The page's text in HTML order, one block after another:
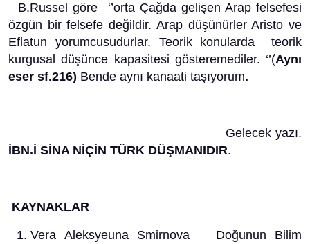
B.Russel göre ‘’orta Çağda gelişen Arap felsefesi
özgün bir felsefe değildir. Arap düşünürler Aristo ve
Eflatun yorumcusudurlar. Teorik konularda teorik
kurgusal düşünce kapasitesi gösteremediler. ‘’(Aynı
eser sf.216) Bende aynı kanaati taşıyorum.
Gelecek yazı.
İBN.İ SİNA NİÇİN TÜRK DÜŞMANIDIR.
KAYNAKLAR
Vera Aleksyeuna Smirnova Doğunun Bilim